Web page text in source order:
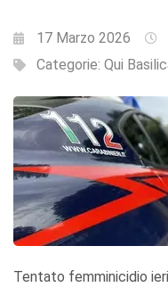
17 Marzo 2026
Categorie: Qui
Tentato femminicidio